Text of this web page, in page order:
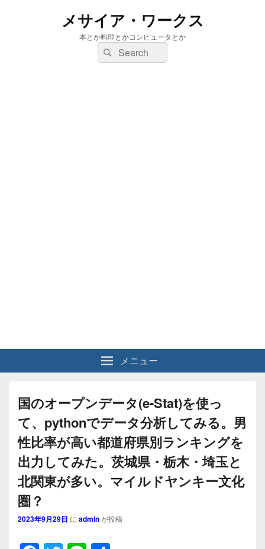
メサイア・ワークス
本とか料理とかコンピュータとか
検
索:
検
索
メニュー
国のオープンデータ(e-Stat)を使っ
て、pythonでデータ分析してみる。男
性比率が高い都道府県別ランキングを
出力してみた。茨城県・栃木・埼玉と
北関東が多い。マイルドヤンキー文化
圏？
2023年9月29日 に adminが投稿